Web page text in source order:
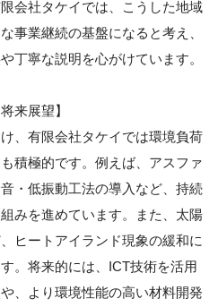
会社タケイでは、こうした地域
事業継続の基盤になると考え、
丁寧な説明を心がけています。
来展望】
、有限会社タケイでは環境負荷
積極的です。例えば、アスファ
・低振動工法の導入など、持続
みを進めています。また、太陽
ヒートアイランド現象の緩和に
。将来的には、ICT技術を活用
、より環境性能の高い材料開発